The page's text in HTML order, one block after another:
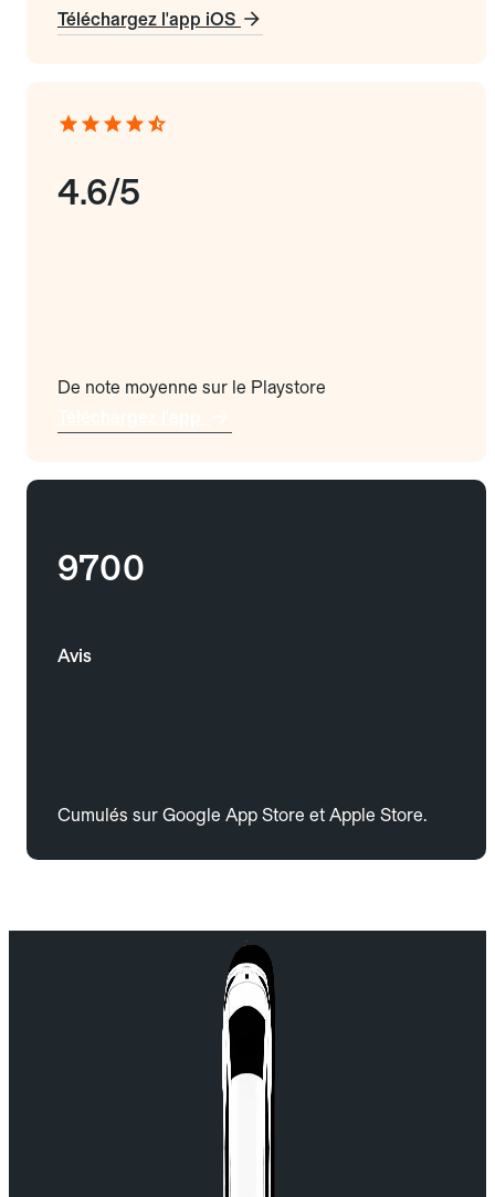
Téléchargez l'app iOS
4.6/5
De note moyenne sur le Playstore
9700
Avis
Cumulés sur Google App Store et Apple Store.